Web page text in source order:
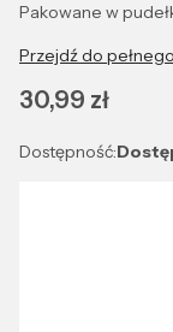
Pakowane w
Przejdź do
Cena
30,99 zł
Dostępność: